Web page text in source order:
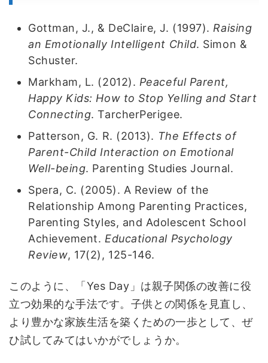
Gottman, J., & DeClaire, J. (1997). Raising
an Emotionally Intelligent Child. Simon &
Schuster.
Markham, L. (2012). Peaceful Parent,
Happy Kids: How to Stop Yelling and Start
Connecting. TarcherPerigee.
Patterson, G. R. (2013). The Effects of
Parent-Child Interaction on Emotional
Well-being. Parenting Studies Journal.
Spera, C. (2005). A Review of the
Relationship Among Parenting Practices,
Parenting Styles, and Adolescent School
Achievement. Educational Psychology
Review, 17(2), 125-146.
このように、「Yes Day」は親子関係の改善に役
立つ効果的な手法です。子供との関係を見直し、
より豊かな家族生活を築くための一歩として、ぜ
ひ試してみてはいかがでしょうか。